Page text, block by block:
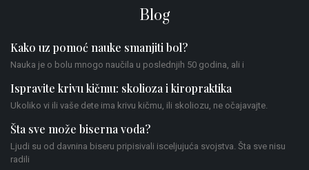
Blog
Kako uz pomoć nauke smanjiti bol?
Nauka je o bolu mnogo naučila u poslednjih 50 godina, ali i
Ispravite krivu kičmu: skolioza i kiropraktika
Ukoliko vi ili vaše dete ima krivu kičmu, ili skoliozu, ne očajavajte.
Šta sve može biserna voda?
Ljudi su od davnina biseru pripisivali isceljujuća svojstva. Šta sve nisu
radili